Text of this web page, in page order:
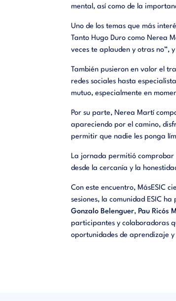
mental, así como de la
Uno de los temas que más
Tanto Hugo Duro como Nerea
veces te aplauden y otras no”,
También pusieron en valor el
redes sociales hasta
mutuo, especialmente en
Por su parte, Nerea Martí
apareciendo por el camino,
permitir que nadie les ponga
La jornada permitió comprobar
desde la cercanía y la
Con este encuentro, MásESIC
sesiones, la comunidad ESIC
Gonzalo Belenguer, Pau Ricós
participantes y colaboradoras
oportunidades de aprendizaje y